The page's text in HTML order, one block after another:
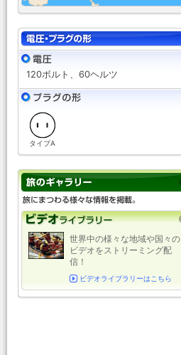
120ボルト、60ヘルツ
タイプA
世界中の様々な地域や国々の
ビデオをストリーミング配
信！
ビデオライブラリーはこちら